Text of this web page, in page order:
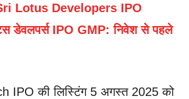
Lotus Developers IPO
डेवलपर्स IPO GMP: निवेश से पहले
IPO की लिस्टिंग 5 अगस्त 2025 को